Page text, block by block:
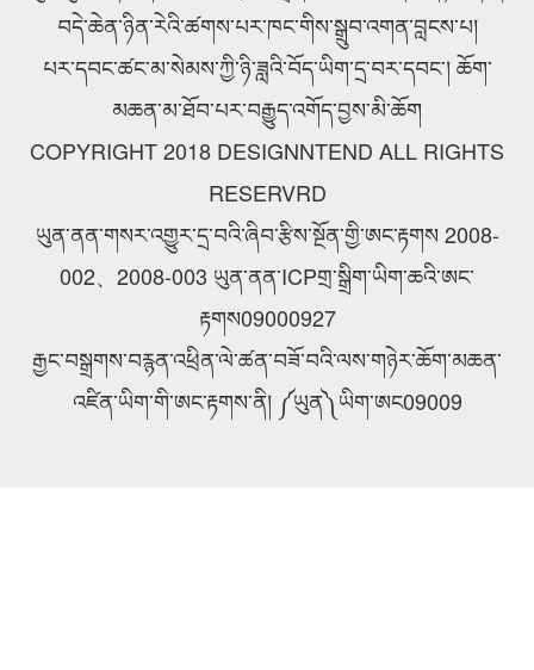
བདེ་ཆེན་ཉིན་རེའི་ཚགས་པར་ཁང་གིས་སྒྲུབ་འགན་བླངས་པ།
པར་དབང་ཚང་མ་སེམས་ཀྱི་ཉི་ཟླའི་བོད་ཡིག་དྲ་བར་དབང་། ཆོག་
མཆན་མ་ཐོབ་པར་བརྒྱུད་འགོད་བྱས་མི་ཆོག
COPYRIGHT 2018 DESIGNNTEND ALL RIGHTS
RESERVRD
ཡུན་ནན་གསར་འགྱུར་དྲ་བའི་ཞིབ་རྩིས་སྔོན་གྱི་ཨང་རྟགས 2008-
002、2008-003 ཡུན་ནན་ICPགྲ་སྒྲིག་ཡིག་ཆའི་ཨང་
རྟགས09000927
རྒྱང་བསྒྲགས་བརྙན་འཕྲིན་ལེ་ཚན་བཟོ་བའི་ལས་གཉེར་ཆོག་མཆན་
འཛིན་ཡིག་གི་ཨང་རྟགས་ནི། ༼ཡུན༽ཡིག་ཨང09009